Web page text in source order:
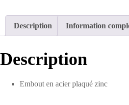
NPT
Description Information
Description
Embout en acier plaqué zinc